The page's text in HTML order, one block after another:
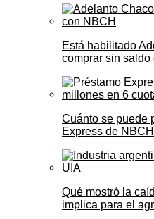
Está habilitado
comprar sin
Cuánto se puede
Express de
Qué mostró la
implica para el